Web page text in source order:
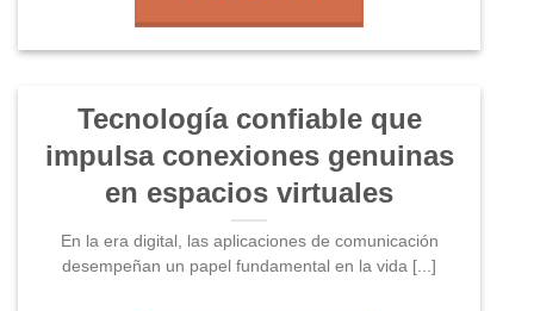
Tecnología confiable que
impulsa conexiones genuinas
en espacios virtuales
En la era digital, las aplicaciones de comunicación
desempeñan un papel fundamental en la vida [...]